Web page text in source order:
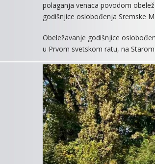
polaganja venaca povodom
godišnjice oslobođenja Sremske
Obeležavanje godišnjice
u Prvom svetskom ratu, na